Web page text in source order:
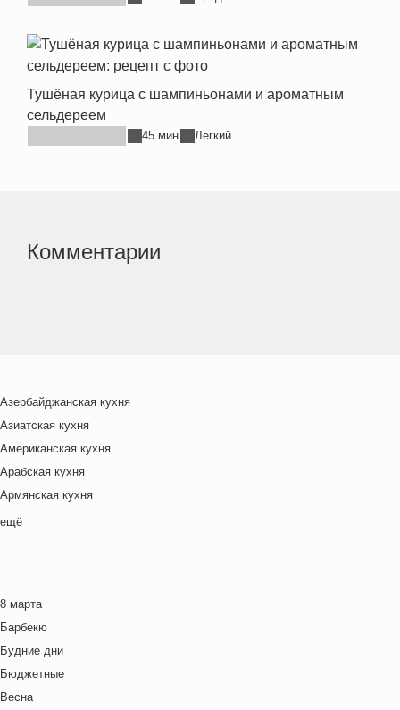
Тушёная курица с шампиньонами и ароматным
сельдереем
45 мин Легкий
Комментарии
Азербайджанская кухня
Азиатская кухня
Американская кухня
Арабская кухня
Армянская кухня
Белорусская
Венгерская кухня
Греческая кухня
Грузинская кухня
Еврейская кухня
Европейская кухня
ещё
8 марта
Барбекю
Будние дни
Бюджетные
Весна